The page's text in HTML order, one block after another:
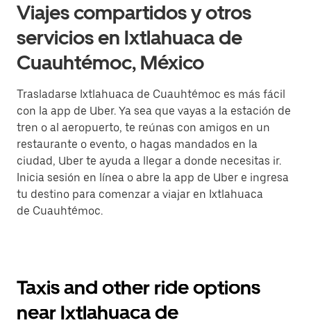
Viajes compartidos y otros
servicios en Ixtlahuaca de
Cuauhtémoc, México
Trasladarse Ixtlahuaca de Cuauhtémoc es más fácil
con la app de Uber. Ya sea que vayas a la estación de
tren o al aeropuerto, te reúnas con amigos en un
restaurante o evento, o hagas mandados en la
ciudad, Uber te ayuda a llegar a donde necesitas ir.
Inicia sesión en línea o abre la app de Uber e ingresa
tu destino para comenzar a viajar en Ixtlahuaca
de Cuauhtémoc.
Taxis and other ride options
near Ixtlahuaca de